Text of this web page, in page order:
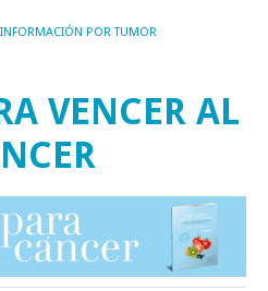
INFORMACIÓN POR TUMOR
VENCER AL